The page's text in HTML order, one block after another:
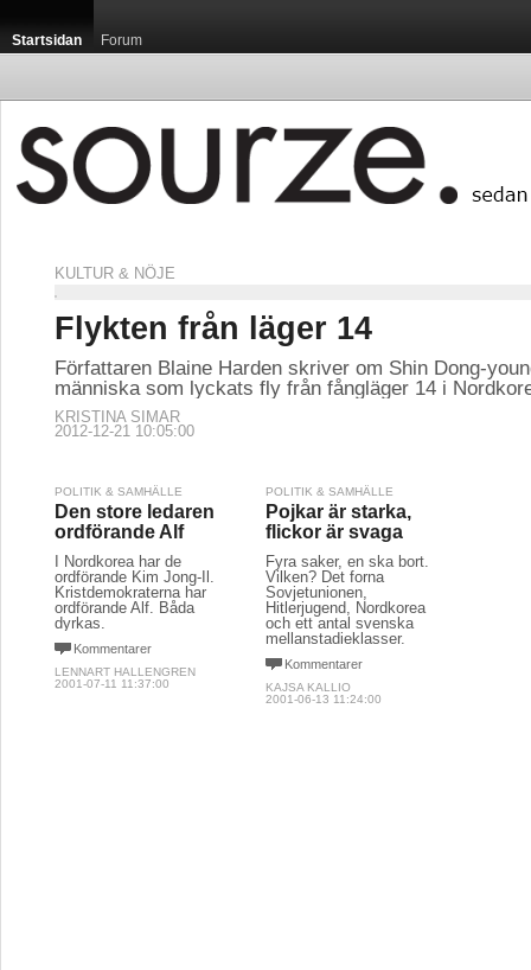
Startsidan Forum
KULTUR & NÖJE
Flykten från läger 14
Författaren Blaine Harden skriver om Shin Dong-
människa som lyckats fly från fångläger 14 i
KRISTINA SIMAR
2012-12-21 10:05:00
POLITIK & SAMHÄLLE
Den store ledaren
ordförande Alf
I Nordkorea har de
ordförande Kim Jong-Il.
Kristdemokraterna har
ordförande Alf. Båda
dyrkas.
Kommentarer
LENNART HALLENGREN
2001-07-11 11:37:00
POLITIK & SAMHÄLLE
Pojkar är starka,
flickor är svaga
Fyra saker, en ska bort.
Vilken? Det forna
Sovjetunionen,
Hitlerjugend, Nordkorea
och ett antal svenska
mellanstadieklasser.
Kommentarer
KAJSA KALLIO
2001-06-13 11:24:00